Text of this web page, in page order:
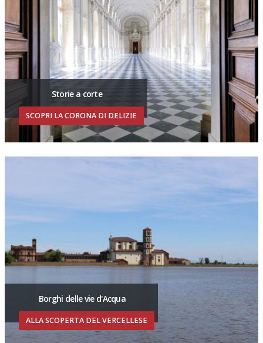
Storie a corte
SCOPRI LA CORONA DI DELIZIE
Borghi delle vie d'Acqua
ALLA SCOPERTA DEL VERCELLESE